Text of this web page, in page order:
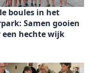
boules in het
Samen gooien
een hechte wijk